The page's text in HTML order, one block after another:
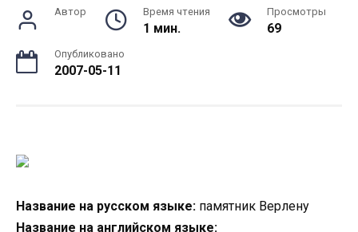
Автор Время чтения
1 мин.
Просмотры
69
Опубликовано
2007-05-11
Название на русском языке: памятник Верлену
Название на английском языке: